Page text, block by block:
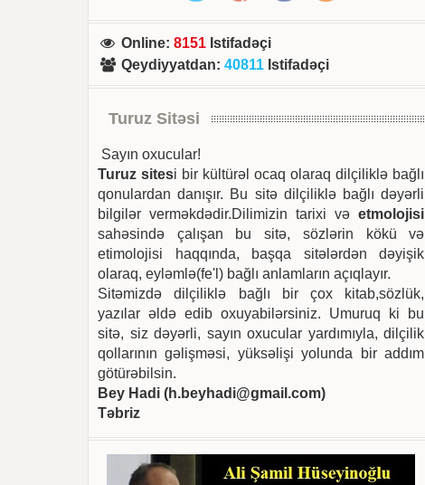
Online:8151 Istifadəçi
Qeydiyyatdan:40811 Istifadəçi
Turuz Sitəsi
Sayın oxucular!
Turuz sitesi bir kültürəl ocaq olaraq dilçiliklə bağlı
qonulardan danışır. Bu sitə dilçiliklə bağlı dəyərli
bilgilər verməkdədir.Dilimizin tarixi vəetmolojisi
sahəsində çalışan bu sitə, sözlərin kökü və
etimolojisi haqqında, başqa sitələrdən dəyişik
olaraq, eyləmlə(fe'l) bağlı anlamların açıqlayır.
Sitəmizdə dilçiliklə bağlı bir çox kitab,sözlük,
yazılar əldə edib oxuyabilərsiniz. Umuruq ki bu
sitə, siz dəyərli, sayın oxucular yardımıyla, dilçilik
qollarının gəlişməsi, yüksəlişi yolunda bir addım
götürəbilsin.
Bey Hadi (h.beyhadi@gmail.com)
Təbriz